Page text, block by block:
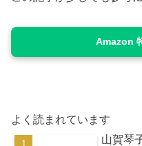
Amazon
よく読まれています
山賀琴